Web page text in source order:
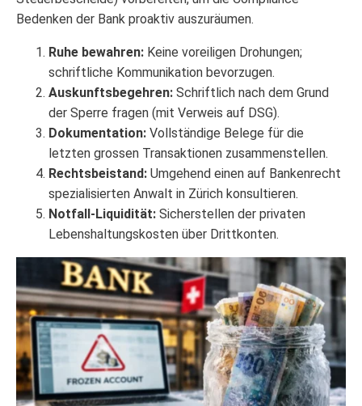
Bedenken der Bank proaktiv auszuräumen.
Ruhe bewahren: Keine voreiligen Drohungen;
schriftliche Kommunikation bevorzugen.
Auskunftsbegehren: Schriftlich nach dem Grund
der Sperre fragen (mit Verweis auf DSG).
Dokumentation: Vollständige Belege für die
letzten grossen Transaktionen zusammenstellen.
Rechtsbeistand: Umgehend einen auf Bankenrecht
spezialisierten Anwalt in Zürich konsultieren.
Notfall-Liquidität: Sicherstellen der privaten
Lebenshaltungskosten über Drittkonten.